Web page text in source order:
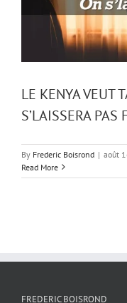
LE KENYA VEUT
S’LAISSERA PAS
By Frederic Boisrond | août
Read More
FREDERIC BOISROND